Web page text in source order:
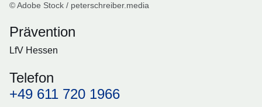
© Adobe Stock / peterschreiber.media
Prävention
LfV Hessen
Telefon
+49 611 720 1966